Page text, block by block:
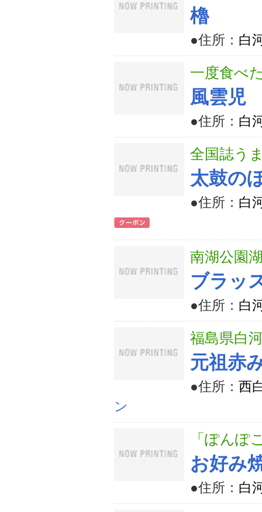
櫓
●住所： 白
一度食べ
風雲児
●住所： 白
全国誌う
太鼓の
●住所： 白
南湖公園
ブラッ
●住所： 白
福島県白
元祖赤
●住所： 西
ン
「ぽんぽ
お好み
●住所： 白